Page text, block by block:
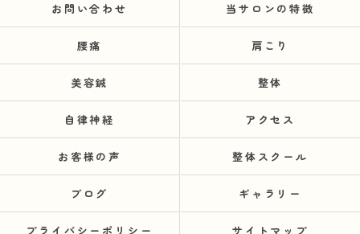
お問い合わせ 当サロンの特徴
腰痛 肩こり
美容鍼 整体
自律神経 アクセス
お客様の声 整体スクール
ブログ ギャラリー
プライバシーポリシー サイトマップ